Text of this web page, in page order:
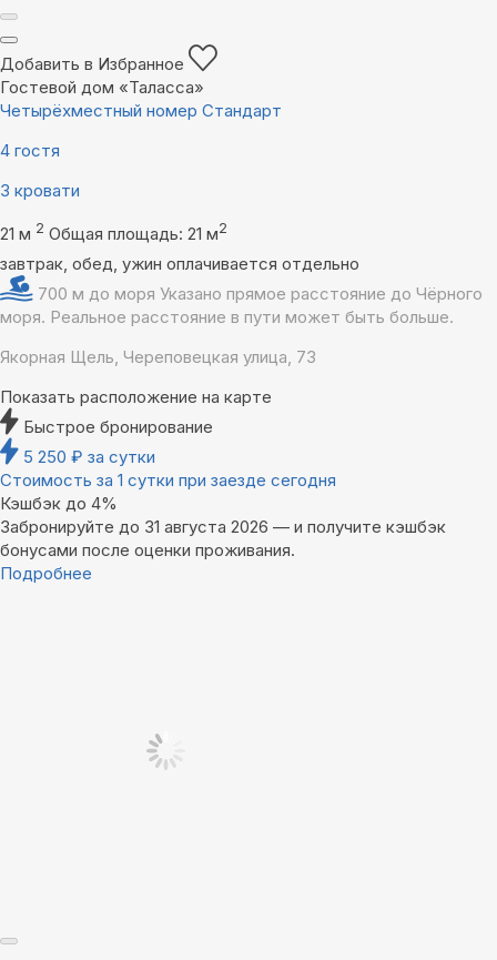
Добавить в Избранное
Гостевой дом «Таласса»
Четырёхместный номер Стандарт
4 гостя
3 кровати
21 м 2 Общая площадь: 21 м2
завтрак, обед, ужин оплачивается отдельно
700 м до моря Указано прямое расстояние до Чёрного
моря. Реальное расстояние в пути может быть больше.
Якорная Щель, Череповецкая улица, 73
Показать расположение на карте
Быстрое бронирование
5 250 ₽ за сутки
Стоимость за 1 сутки при заезде сегодня
Кэшбэк до 4%
Забронируйте до 31 августа 2026 — и получите кэшбэк
бонусами после оценки проживания.
Подробнее